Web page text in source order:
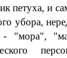
петуха, и
убора,
"мора",